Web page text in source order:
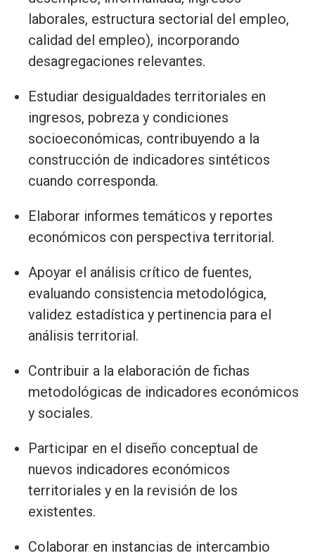
laborales, estructura sectorial del empleo,
calidad del empleo), incorporando
desagregaciones relevantes.
Estudiar desigualdades territoriales en
ingresos, pobreza y condiciones
socioeconómicas, contribuyendo a la
construcción de indicadores sintéticos
cuando corresponda.
Elaborar informes temáticos y reportes
económicos con perspectiva territorial.
Apoyar el análisis crítico de fuentes,
evaluando consistencia metodológica,
validez estadística y pertinencia para el
análisis territorial.
Contribuir a la elaboración de fichas
metodológicas de indicadores económicos
y sociales.
Participar en el diseño conceptual de
nuevos indicadores económicos
territoriales y en la revisión de los
existentes.
Colaborar en instancias de intercambio